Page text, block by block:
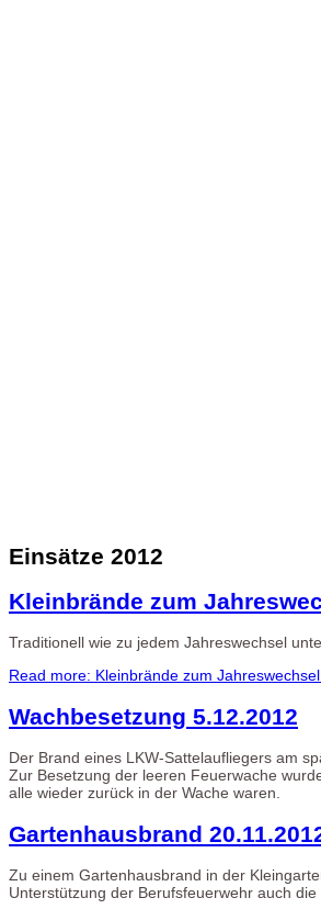
Einsätze 2012
Kleinbrände zum
Traditionell wie zu jedem Jahreswechsel
Read more: Kleinbrände zum
Wachbesetzung 5.12.2012
Der Brand eines LKW-Sattelaufliegers am
Zur Besetzung der leeren Feuerwache
alle wieder zurück in der Wache waren.
Gartenhausbrand
Zu einem Gartenhausbrand in der
Unterstützung der Berufsfeuerwehr auch